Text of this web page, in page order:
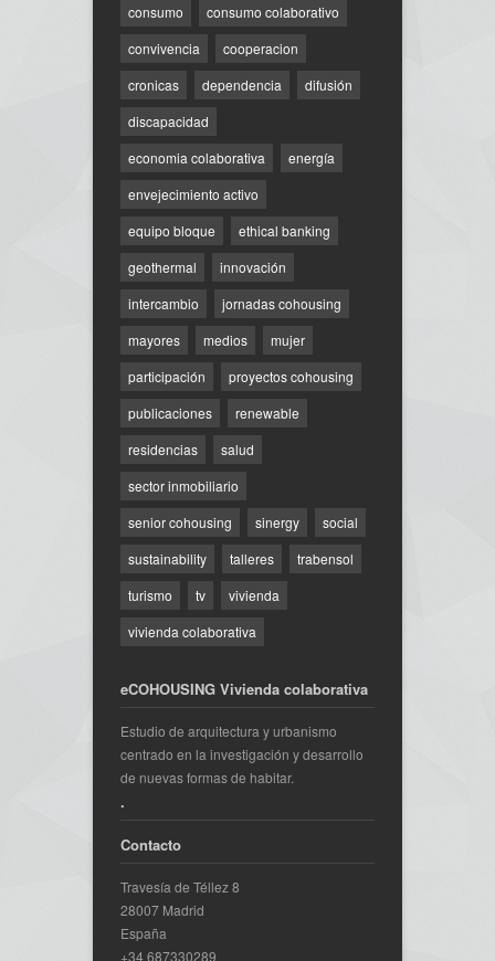
consumo
consumo colaborativo
convivencia
cooperacion
cronicas
dependencia
difusión
discapacidad
economia colaborativa
energía
envejecimiento activo
equipo bloque
ethical banking
geothermal
innovación
intercambio
jornadas cohousing
mayores
medios
mujer
participación
proyectos cohousing
publicaciones
renewable
residencias
salud
sector inmobiliario
senior cohousing
sinergy
social
sustainability
talleres
trabensol
turismo
tv
vivienda
vivienda colaborativa
eCOHOUSING Vivienda colaborativa
Estudio de arquitectura y urbanismo
centrado en la investigación y desarrollo
de nuevas formas de habitar.
.
Contacto
Travesía de Téllez 8
28007 Madrid
España
+34 687330289